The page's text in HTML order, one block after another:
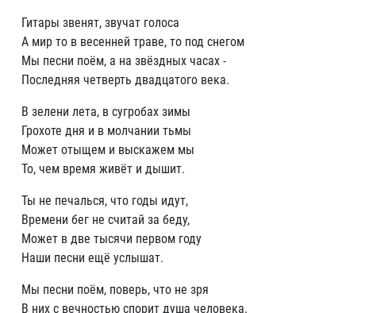
Гитары звенят, звучат голоса
А мир то в весенней траве, то под снегом
Мы песни поём, а на звёздных часах -
Последняя четверть двадцатого века.
В зелени лета, в сугробах зимы
Грохоте дня и в молчании тьмы
Может отыщем и выскажем мы
То, чем время живёт и дышит.
Ты не печалься, что годы идут,
Времени бег не считай за беду,
Может в две тысячи первом году
Наши песни ещё услышат.
Мы песни поём, поверь, что не зря
В них с вечностью спорит душа человека.